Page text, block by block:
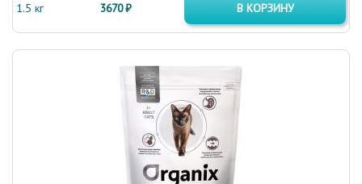
1.5 кг
3670 ₽ В КОРЗИНУ